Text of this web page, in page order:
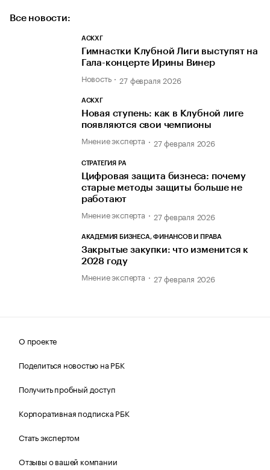
Все новости:
АСКХГ
Гимнастки Клубной Лиги выступят на
Гала-концерте Ирины Винер
Новость 27 февраля 2026
АСКХГ
Новая ступень: как в Клубной лиге
появляются свои чемпионы
Мнение эксперта 27 февраля 2026
СТРАТЕГИЯ РА
Цифровая защита бизнеса: почему
старые методы защиты больше не
работают
Мнение эксперта 27 февраля 2026
АКАДЕМИЯ БИЗНЕСА, ФИНАНСОВ И ПРАВА
Закрытые закупки: что изменится к
2028 году
Мнение эксперта 27 февраля 2026
О проекте
Поделиться новостью на РБК
Получить пробный доступ
Корпоративная подписка РБК
Стать экспертом
Отзывы о вашей компании